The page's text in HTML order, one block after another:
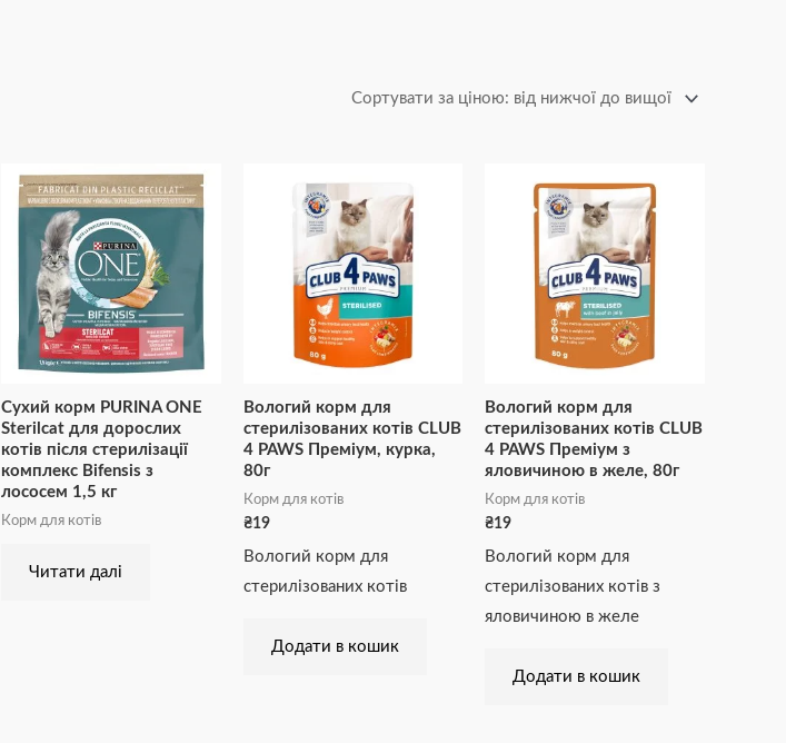
Сухий корм PURINA ONE
Sterilcat для дорослих
котів після стерилізації
комплекс Bifensis з
лососем 1,5 кг
Корм для котів
Читати далі
Вологий корм для
стерилізованих котів CLUB
4 PAWS Преміум, курка,
80г
Корм для котів
₴19
Вологий корм для
стерилізованих котів
Додати в кошик
Вологий корм для
стерилізованих котів CLUB
4 PAWS Преміум з
яловичиною в желе, 80г
Корм для котів
₴19
Вологий корм для
стерилізованих котів з
яловичиною в желе
Додати в кошик